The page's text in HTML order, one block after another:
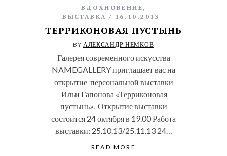
ВДОХНОВЕНИЕ ,
ВЫСТАВКА
16.10.2013
ТЕРРИКОНОВАЯ ПУСТЫНЬ
BY АЛЕКСАНДР НЕМКОВ
Галерея современного искусства
NAMEGALLERY приглашает вас на
открытие персональной выставки
Ильи Гапонова «Терриконовая
пустынь». Открытие выставки
состоится 24 октября в 19.00 Работа
выставки: 25.10.13/25.11.13 24…
READ MORE